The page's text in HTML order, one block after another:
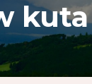
kuta